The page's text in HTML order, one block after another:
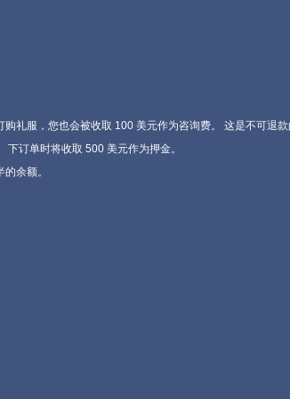
礼服，您也会被收取 100 美元作为咨询费。 这是不可退款
订单时将收取 500 美元作为押金。
余额。